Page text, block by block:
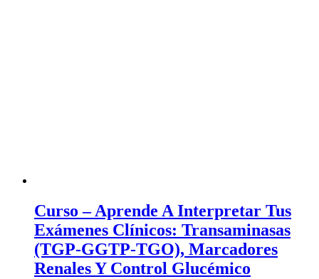
Curso – Aprende A Interpretar Tus
Exámenes Clínicos: Transaminasas
(TGP-GGTP-TGO), Marcadores
Renales Y Control Glucémico